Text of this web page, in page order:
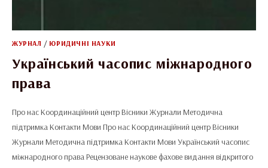
ЖУРНАЛ / ЮРИДИЧНІ НАУКИ
Український часопис міжнародного
права
Про нас Координаційний центр Вісники Журнали Методична
підтримка Контакти Мови Про нас Координаційний центр Вісники
Журнали Методична підтримка Контакти Мови Український часопис
міжнародного права Рецензоване наукове фахове видання відкритого